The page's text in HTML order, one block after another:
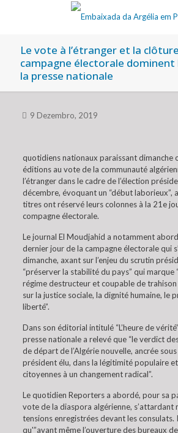
Le vote à l’étranger et la
campagne électorale dominent
la presse nationale
9 Dezembro, 2019
quotidiens nationaux paraissant dimanche
éditions au vote de la communauté
l’étranger dans le cadre de l’élection
décembre, évoquant un “début laborieux”,
titres ont réservé leurs colonnes à la 21e
compagne électorale.
Le journal El Moudjahid a notamment
dernier jour de la campagne électorale qui
dimanche, axant sur l’enjeu du scrutin
“préserver la stabilité du pays” qui marque
régime destructeur et coupable de
sur la justice sociale, la dignité humaine, le
liberté”.
Dans son éditorial intitulé “L’heure de
presse nationale a relevé que “le verdict
de départ de l’Algérie nouvelle, ancrée
président élu, dans la légitimité populaire
citoyennes à un changement radical”.
Le quotidien Reporters a abordé, pour sa
vote de la diaspora algérienne, s’attardant
tensions enregistrées devant les consulats.
qu'”avant même l’ouverture des bureaux